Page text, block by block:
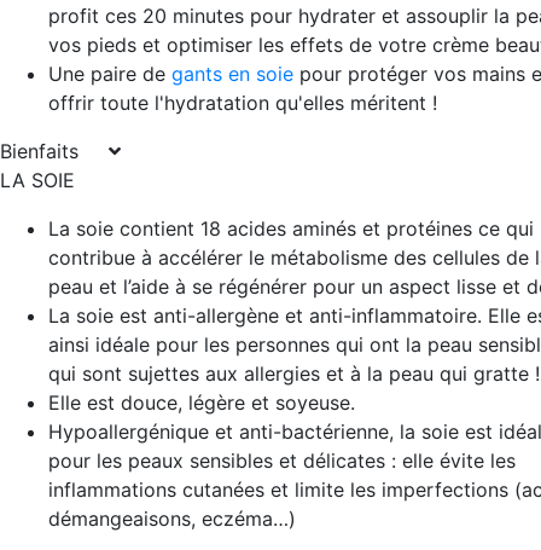
profit ces 20 minutes pour hydrater et assouplir la
vos pieds et optimiser les effets de votre crème
Une paire de gants en soie pour protéger vos mains
offrir toute l'hydratation qu'elles méritent !
Bienfaits
LA SOIE
La soie contient 18 acides aminés et protéines ce qui
contribue à accélérer le métabolisme des cellules de
peau et l’aide à se régénérer pour un aspect lisse et
La soie est anti-allergène et anti-inflammatoire. Elle
ainsi idéale pour les personnes qui ont la peau
qui sont sujettes aux allergies et à la peau qui gratte !
Elle est douce, légère et soyeuse.
Hypoallergénique et anti-bactérienne, la soie est
pour les peaux sensibles et délicates : elle évite les
inflammations cutanées et limite les imperfections
démangeaisons, eczéma…)